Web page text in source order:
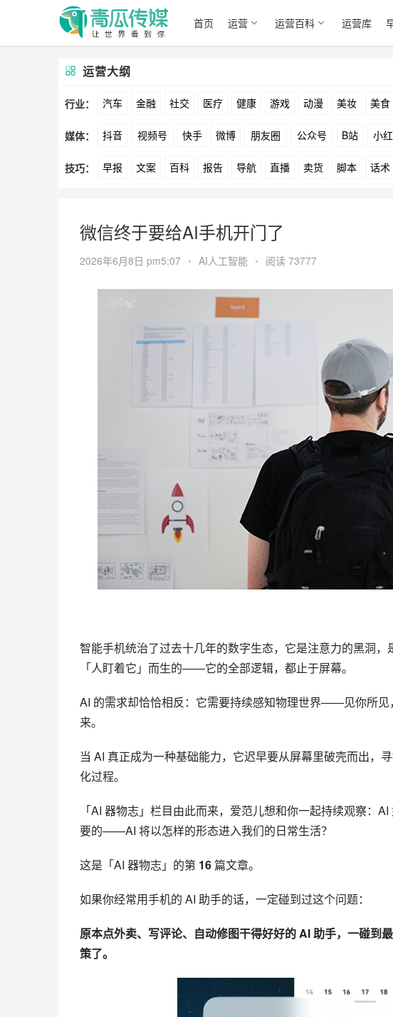
首页 运营 运营百科 运营库
运营大纲
行业： 汽车 金融 社交 医疗 健康 游戏 动漫 美妆 美食
文娱 跨境 科技 广告 元宇宙 房地产
媒体： 抖音 视频号 快手 微博 朋友圈 公众号 B站 小
爱奇艺 美柚 美图 最右 神马 谷歌 Facebook
技巧： 早报 文案 百科 报告 导航 直播 卖货 脚本 话术
微信终于要给AI手机开门了
2026年6月8日 pm5:07 • AI人工智能 • 阅读 73777
智能手机统治了过去十几年的数字生态，它是注意力的黑洞
「人盯着它」而生的——它的全部逻辑，都止于屏幕。
AI 的需求却恰恰相反：它需要持续感知物理世界——见你所
来。
当 AI 真正成为一种基础能力，它迟早要从屏幕里破壳而出，
化过程。
「AI 器物志」栏目由此而来，爱范儿想和你一起持续观察：
要的——AI 将以怎样的形态进入我们的日常生活？
这是「AI 器物志」的第 16 篇文章。
如果你经常用手机的 AI 助手的话，一定碰到过这个问题：
原本点外卖、写评论、自动修图干得好好的 AI 助手，一碰到
策了。